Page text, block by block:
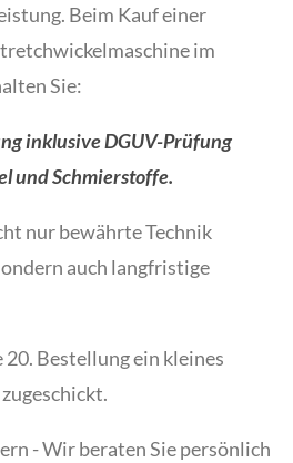
Beim Kauf einer
im
Sie:
inklusive DGUV-Prüfung
und Schmierstoffe.
nur bewährte Technik
auch langfristige
Bestellung ein kleines
- Wir beraten Sie persönlich